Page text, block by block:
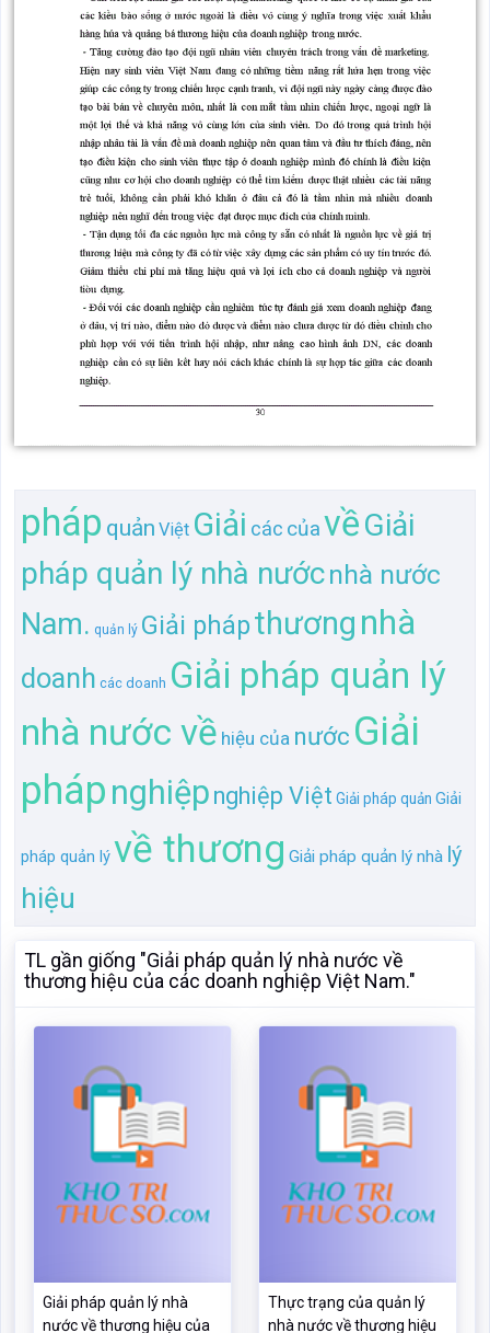
pháp quản Việt Giải các củavềGiải
pháp quản lý nhà nướcnhà nước
Nam. quản lý Giải phápthương nhà
doanh các doanh Giải pháp quản lý
nhà nước về hiệu của nước Giải
pháp nghiệp nghiệp Việt Giải pháp quản Giải
pháp quản lývề thương Giải pháp quản lý nhà lý
hiệu
TL gần giống "Giải pháp quản lý nhà nước về
thương hiệu của các doanh nghiệp Việt Nam."
Giải pháp quản lý nhà
nước về thương hiệu của
Thực trạng của quản lý
nhà nước về thương hiệu